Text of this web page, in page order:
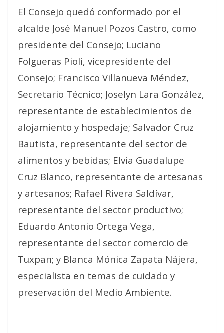
El Consejo quedó conformado por el
alcalde José Manuel Pozos Castro, como
presidente del Consejo; Luciano
Folgueras Pioli, vicepresidente del
Consejo; Francisco Villanueva Méndez,
Secretario Técnico; Joselyn Lara González,
representante de establecimientos de
alojamiento y hospedaje; Salvador Cruz
Bautista, representante del sector de
alimentos y bebidas; Elvia Guadalupe
Cruz Blanco, representante de artesanas
y artesanos; Rafael Rivera Saldívar,
representante del sector productivo;
Eduardo Antonio Ortega Vega,
representante del sector comercio de
Tuxpan; y Blanca Mónica Zapata Nájera,
especialista en temas de cuidado y
preservación del Medio Ambiente.